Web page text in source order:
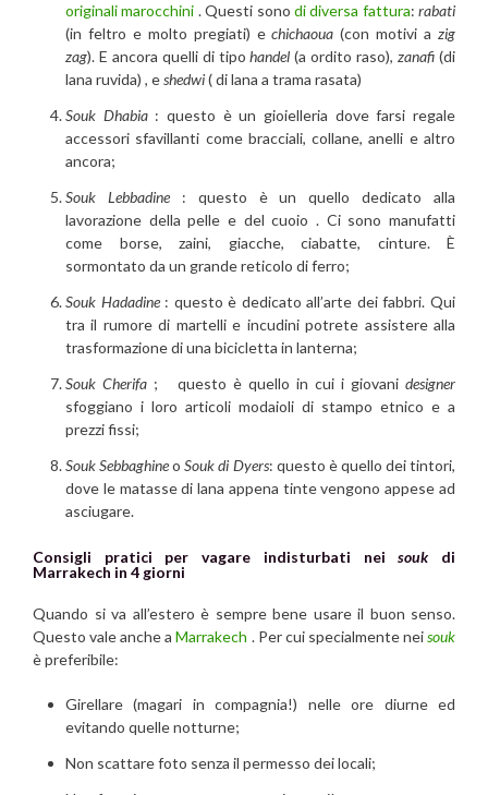
originali marocchini . Questi sono di diversa fattura: rabati
(in feltro e molto pregiati) echichaoua(con motivi azig
zag). E ancora quelli di tipohandel(a ordito raso),zanafi (di
lana ruvida) , eshedwi( di lana a trama rasata)
Souk Dhabia : questo è un gioielleria dove farsi regale
accessori sfavillanti come bracciali, collane, anelli e altro
ancora;
Souk Lebbadine: questo è un quello dedicato alla
lavorazione della pelle e del cuoio . Ci sono manufatti
come borse, zaini, giacche, ciabatte, cinture. È
sormontato da un grande reticolo di ferro;
Souk Hadadine: questo è dedicato all’arte dei fabbri. Qui
tra il rumore di martelli e incudini potrete assistere alla
trasformazione di una bicicletta in lanterna;
Souk Cherifa ; questo è quello in cui i giovani designer
sfoggiano i loro articoli modaioli di stampo etnico e a
prezzi fissi;
Souk SebbaghineoSouk di Dyers: questo è quello dei tintori,
dove le matasse di lana appena tinte vengono appese ad
asciugare.
Consigli pratici per vagare indisturbati neisouk di
Marrakech in 4 giorni
Quando si va all’estero è sempre bene usare il buon senso.
Questo vale anche aMarrakech . Per cui specialmente neisouk
è preferibile:
Girellare (magari in compagnia!) nelle ore diurne ed
evitando quelle notturne;
Non scattare foto senza il permesso dei locali;